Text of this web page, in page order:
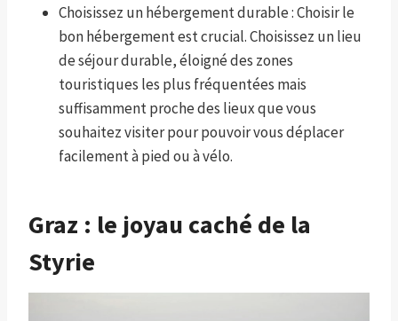
Choisissez un hébergement durable : Choisir le
bon hébergement est crucial. Choisissez un lieu
de séjour durable, éloigné des zones
touristiques les plus fréquentées mais
suffisamment proche des lieux que vous
souhaitez visiter pour pouvoir vous déplacer
facilement à pied ou à vélo.
Graz : le joyau caché de la
Styrie